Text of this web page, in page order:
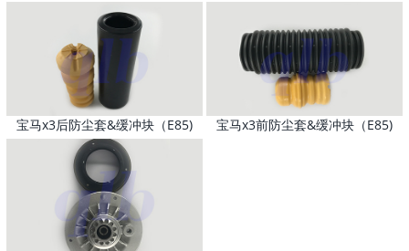
宝马x3后防尘套&缓冲块（E85) 宝马x3前防尘套&缓冲块（E85)